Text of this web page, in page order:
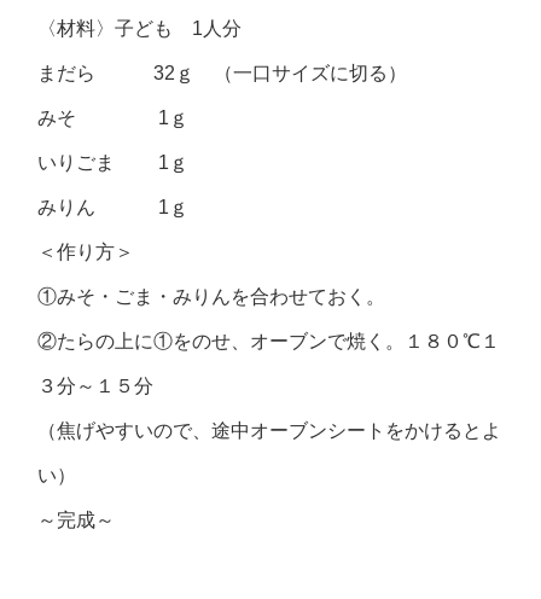
〈材料〉子ども 1人分
まだら 32ｇ （一口サイズに切る）
みそ 1ｇ
いりごま 1ｇ
みりん 1ｇ
＜作り方＞
①みそ・ごま・みりんを合わせておく。
②たらの上に①をのせ、オーブンで焼く。１８０℃１
３分～１５分
（焦げやすいので、途中オーブンシートをかけるとよ
い）
～完成～